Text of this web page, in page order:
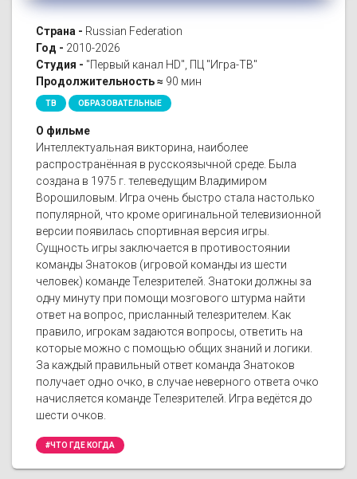
Страна - Russian Federation
Год - 2010-2026
Студия - "Первый канал HD", ПЦ "Игра-ТВ"
Продолжительность ≈ 90 мин
ТВ ОБРАЗОВАТЕЛЬНЫЕ
О фильме
Интеллектуальная викторина, наиболее
распространённая в русскоязычной среде. Была
создана в 1975 г. телеведущим Владимиром
Ворошиловым. Игра очень быстро стала настолько
популярной, что кроме оригинальной телевизионной
версии появилась спортивная версия игры.
Сущность игры заключается в противостоянии
команды Знатоков (игровой команды из шести
человек) команде Телезрителей. Знатоки должны за
одну минуту при помощи мозгового штурма найти
ответ на вопрос, присланный телезрителем. Как
правило, игрокам задаются вопросы, ответить на
которые можно с помощью общих знаний и логики.
За каждый правильный ответ команда Знатоков
получает одно очко, в случае неверного ответа очко
начисляется команде Телезрителей. Игра ведётся до
шести очков.
#ЧТО ГДЕ КОГДА